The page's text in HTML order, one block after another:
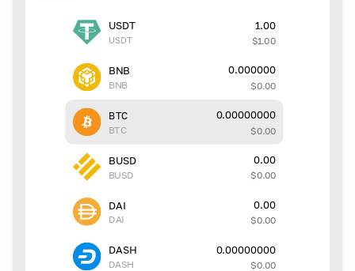
USDT
USDT
1.00
$1.00
BNB
BNB
0.000000
$0.00
BTC
BTC
0.00000000
$0.00
BUSD
BUSD
0.00
$0.00
DAI
DAI
0.00
$0.00
DASH
DASH
0.00000000
$0.00